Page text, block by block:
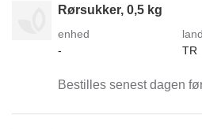
Rørsukker, 0,5 kg
enhed
-
land
TR
Bestilles senest dagen